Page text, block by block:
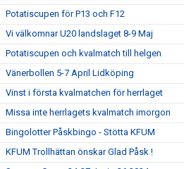
Potatiscupen för P13 och F12
Vi välkomnar U20 landslaget 8-9 Maj
Potatiscupen och kvalmatch till helgen
Vänerbollen 5-7 April Lidköping
Vinst i första kvalmatchen för herrlaget
Missa inte herrlagets kvalmatch imorgon
Bingolotter Påskbingo - Stötta KFUM
KFUM Trollhättan önskar Glad Påsk !